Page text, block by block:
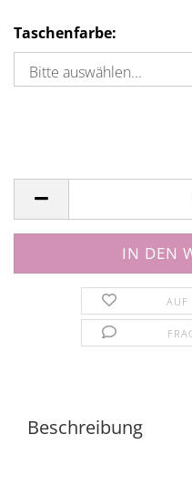
Taschenfarbe:
AUF
Beschreibung